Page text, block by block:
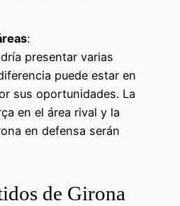
:
presentar varias
puede estar en
sus oportunidades. La
en el área rival y la
en defensa serán
de Girona